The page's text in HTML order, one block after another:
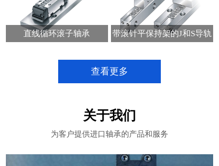
直线循环滚子轴承 带滚针平保持架的J和S导轨
查看更多
关于我们
为客户提供进口轴承的产品和服务